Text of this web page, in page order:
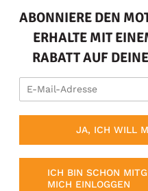
ABONNIERE DEN
ERHALTE MIT
RABATT AUF
JA, ICH WILL
ICH BIN SCHON
MICH EINLOGGEN